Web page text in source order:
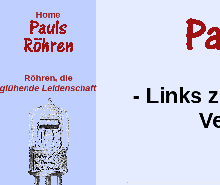
Home
Röhren, die
glühende Leidenschaft
- Links